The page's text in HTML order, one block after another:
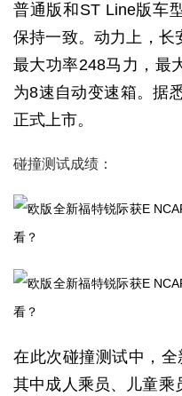
普通版和ST Line版车
保持一致。动力上，长
最大功率248马力，最
为8速自动变速箱。据
正式上市。
碰撞测试成绩：
在此次碰撞测试中，全
其中成人乘员、儿童乘